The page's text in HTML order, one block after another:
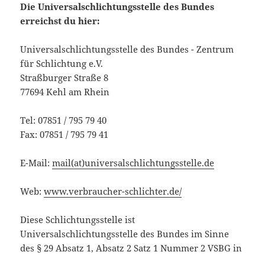
Die Universalschlichtungsstelle des Bundes
erreichst du hier:
Universalschlichtungsstelle des Bundes - Zentrum
für Schlichtung e.V.
Straßburger Straße 8
77694 Kehl am Rhein
Tel: 07851 / 795 79 40
Fax: 07851 / 795 79 41
E-Mail:mail(at)universalschlichtungsstelle.de
Web:www.verbraucher-schlichter.de/
Diese Schlichtungsstelle ist
Universalschlichtungsstelle des Bundes im Sinne
des § 29 Absatz 1, Absatz 2 Satz 1 Nummer 2 VSBG in